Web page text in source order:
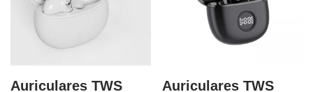
Auriculares TWS
Auriculares TWS